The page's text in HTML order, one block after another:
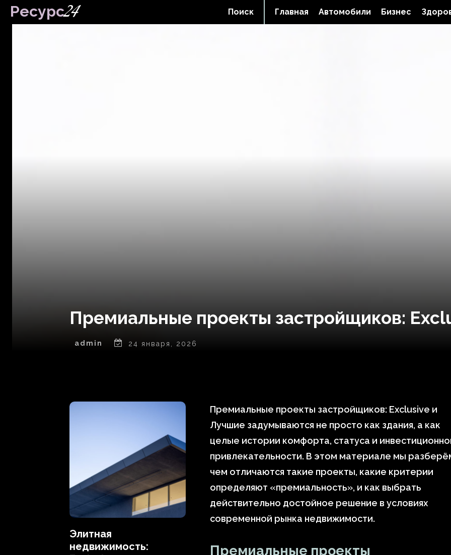
Ресурс24 Главная Автомобили Бизнес
Поиск
Премиальные проекты застройщиков:
admin 24 января, 2026
Элитная
недвижимость:
Премиальные проекты застройщиков: Exclusive и
Лучшие задумываются не просто как здания, а как
целые истории комфорта, статуса и
привлекательности. В этом материале мы
чем отличаются такие проекты, какие критерии
определяют «премиальность», и как выбрать
действительно достойное решение в условиях
современной рынка недвижимости.
Премиальные проекты